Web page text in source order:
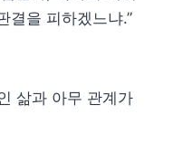
결을 피하겠느냐.”
삶과 아무 관계가